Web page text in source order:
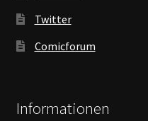
Twitter
Comicforum
Informationen